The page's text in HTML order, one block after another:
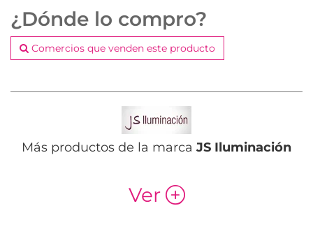
¿Dónde lo compro?
Comercios que venden este producto
Más productos de la marca JS Iluminación
Ver p